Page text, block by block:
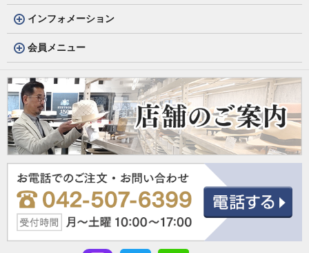
インフォメーション
会員メニュー